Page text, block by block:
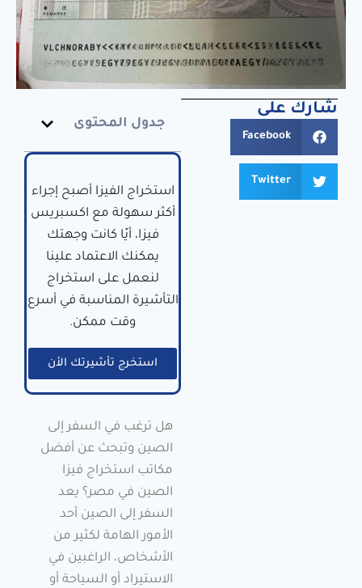
شارك على
Facebook
Twitter
جدول المحتوى
استخراج الفيزا أصبح إجراء
أكثر سهولة مع اكسبريس
فيزا، أيًا كانت وجهتك
يمكنك الاعتماد علينا
لنعمل على استخراج
التأشيرة المناسبة في أسرع
وقت ممكن.
استخرج تأشيرتك الأن
هل ترغب في السفر إلى
الصين وتبحث عن أفضل
مكاتب استخراج فيزا
الصين في مصر؟ يعد
السفر إلى الصين أحد
الأمور الهامة لكثير من
الأشخاص، الراغبين في
الاستيراد أو السياحة أو